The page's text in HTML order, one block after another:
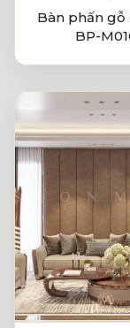
Bàn phấn gỗ
BP-